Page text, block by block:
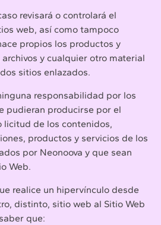
revisará o controlará el
web, así como tampoco
propios los productos y
y cualquier otro material
sitios enlazados.
responsabilidad por los
pudieran producirse por el
licitud de los contenidos,
productos y servicios de los
por Neonoova y que sean
Web.
realice un hipervínculo desde
distinto, sitio web al Sitio Web
que: